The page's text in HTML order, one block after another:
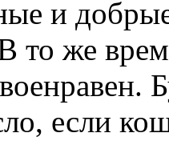
и
то же
если